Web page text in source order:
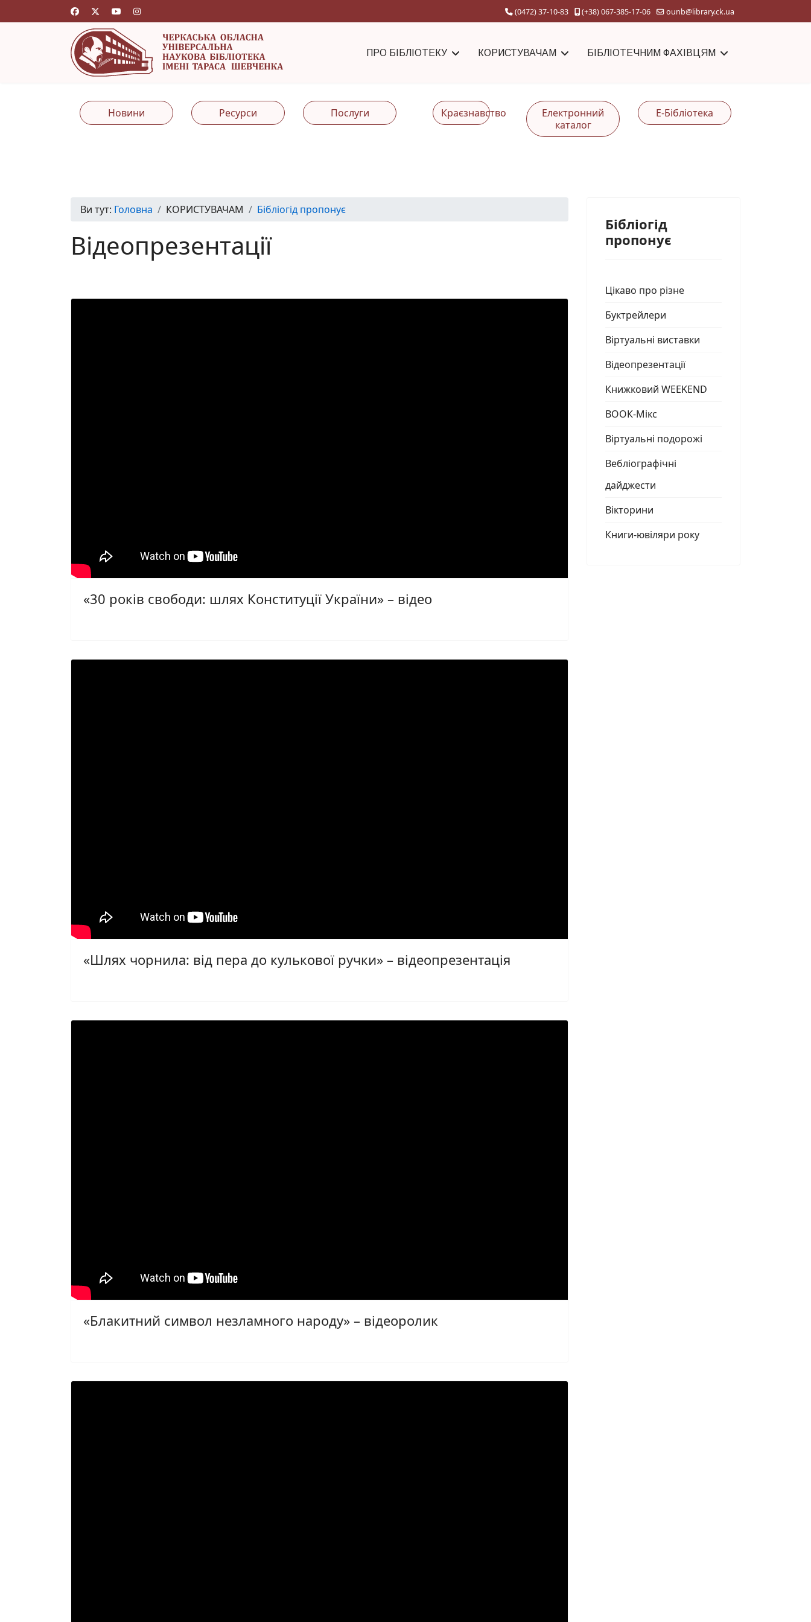
(0472) 37-10-83 (+38) 067-385-17-06 ounb@library.ck.ua
ПРО БІБЛІОТЕКУ КОРИСТУВАЧАМ БІБЛІОТЕЧНИМ ФАХІВЦЯМ
Новини Ресурси Послуги Краєзнавство
Електронний
каталог
Е-Бібліотека
Ви тут: Головна КОРИСТУВАЧАМ Бібліогід пропонує
Відеопрезентації
«30 років свободи: шлях Конституції України» – відео
«Шлях чорнила: від пера до кулькової ручки» – відеопрезентація
«Блакитний символ незламного народу» – відеоролик
Бібліогід
пропонує
Цікаво про різне
Буктрейлери
Віртуальні виставки
Відеопрезентації
Книжковий WEEKEND
ВООК-Мікс
Віртуальні подорожі
Вебліографічні
дайджести
Вікторини
Книги-ювіляри року